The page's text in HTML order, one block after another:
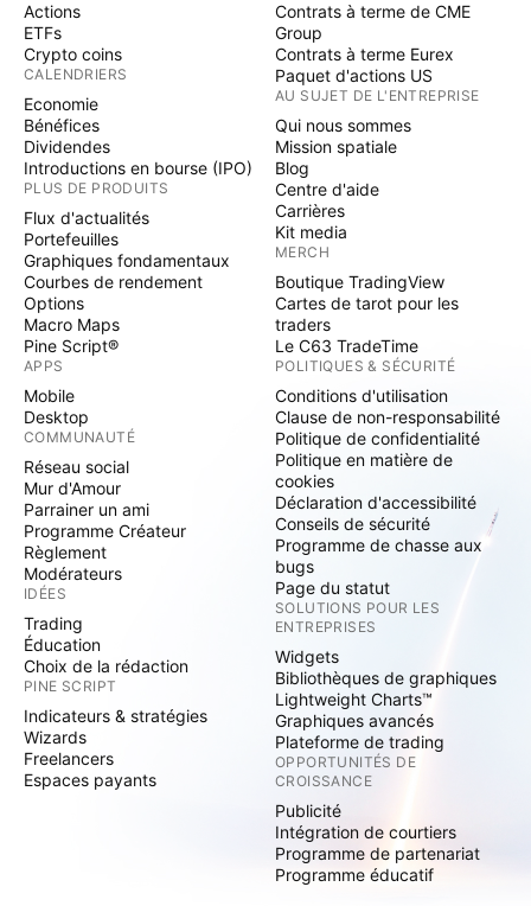
Actions
ETFs
Crypto coins
CALENDRIERS
Economie
Bénéfices
Dividendes
Introductions en bourse (IPO)
PLUS DE PRODUITS
Flux d'actualités
Portefeuilles
Graphiques fondamentaux
Courbes de rendement
Options
Macro Maps
Pine Script®
APPS
Mobile
Desktop
COMMUNAUTÉ
Réseau social
Mur d'Amour
Parrainer un ami
Programme Créateur
Règlement
Modérateurs
IDÉES
Trading
Éducation
Choix de la rédaction
PINE SCRIPT
Indicateurs & stratégies
Wizards
Freelancers
Espaces payants
Contrats à terme de CME
Group
Contrats à terme Eurex
Paquet d'actions US
AU SUJET DE L'ENTREPRISE
Qui nous sommes
Mission spatiale
Blog
Centre d'aide
Carrières
Kit media
MERCH
Boutique TradingView
Cartes de tarot pour les
traders
Le C63 TradeTime
POLITIQUES & SÉCURITÉ
Conditions d'utilisation
Clause de non-responsabilité
Politique de confidentialité
Politique en matière de
cookies
Déclaration d'accessibilité
Conseils de sécurité
Programme de chasse aux
bugs
Page du statut
SOLUTIONS POUR LES
ENTREPRISES
Widgets
Bibliothèques de graphiques
Lightweight Charts™
Graphiques avancés
Plateforme de trading
OPPORTUNITÉS DE
CROISSANCE
Publicité
Intégration de courtiers
Programme de partenariat
Programme éducatif